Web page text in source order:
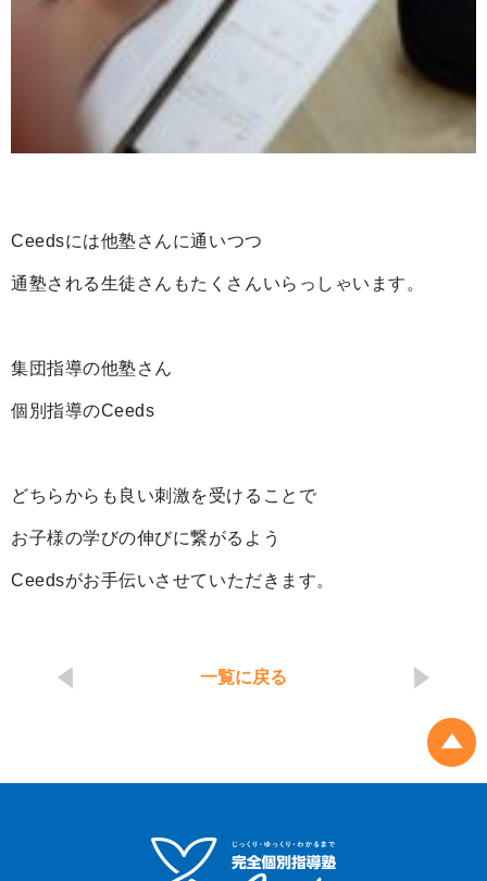
Ceedsには他塾さんに通いつつ
通塾される生徒さんもたくさんいらっしゃいます。
集団指導の他塾さん
個別指導のCeeds
どちらからも良い刺激を受けることで
お子様の学びの伸びに繋がるよう
Ceedsがお手伝いさせていただきます。
一覧に戻る